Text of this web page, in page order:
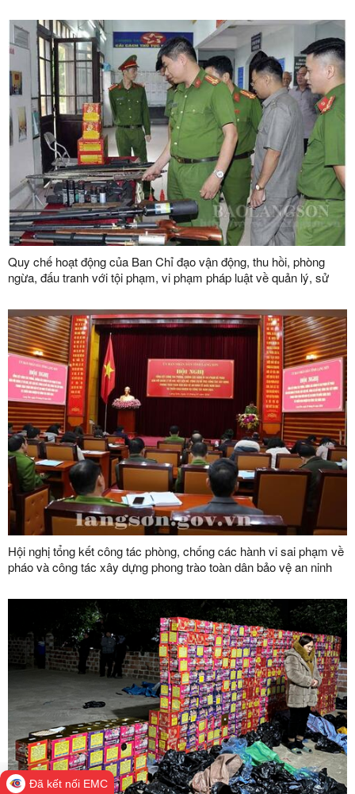
dân bảo vệ an ninh Tổ quốc năm 2024; triển khai nhiệm vụ công
tác năm 2025
Quy chế hoạt động của Ban Chỉ đạo vận động, thu hồi, phòng
ngừa, đấu tranh với tội phạm, vi phạm pháp luật về quản lý, sử
Hội nghị tổng kết công tác phòng, chống các hành vi sai phạm về
pháo và công tác xây dựng phong trào toàn dân bảo vệ an ninh
Đã kết nối EMC